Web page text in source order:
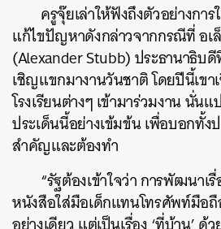
ครูจุ๊ยเล่าให้ฟังถึงตัวอย่างกา
แก้ไขปัญหาดังกล่าวจากกรณีที่ อเ
(Alexander Stubb) ประธานาธิ
เชิญแขกมางานวันชาติ โดยปีนี้เข
โรงเรียนต่างๆ เข้ามาร่วมงาน นั่น
ประเด็นนี้อย่างเข้มข้น เพื่อบอกทั้ง
สำคัญและต้องทำ
“รัฐต้องเข้าใจว่า การพัฒนาเ
หนังสือใส่มือเด็กแทนโทรศัพท์มือถื